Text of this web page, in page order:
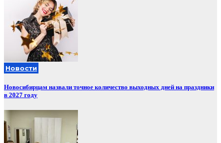
Новости
Новосибирцам назвали точное количество выходных дней на праздники
в 2027 году